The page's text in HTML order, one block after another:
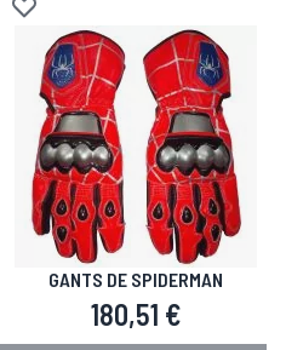
Ajouter à la liste d'achats
GANTS DE SPIDERMAN
180,51 €